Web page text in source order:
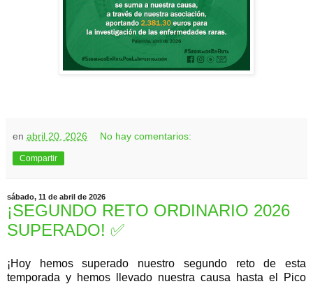
en abril 20, 2026 No hay comentarios:
Compartir
sábado, 11 de abril de 2026
¡SEGUNDO RETO ORDINARIO 2026
SUPERADO! ✅️
¡Hoy hemos superado nuestro segundo reto de esta
temporada y hemos llevado nuestra causa hasta el Pico